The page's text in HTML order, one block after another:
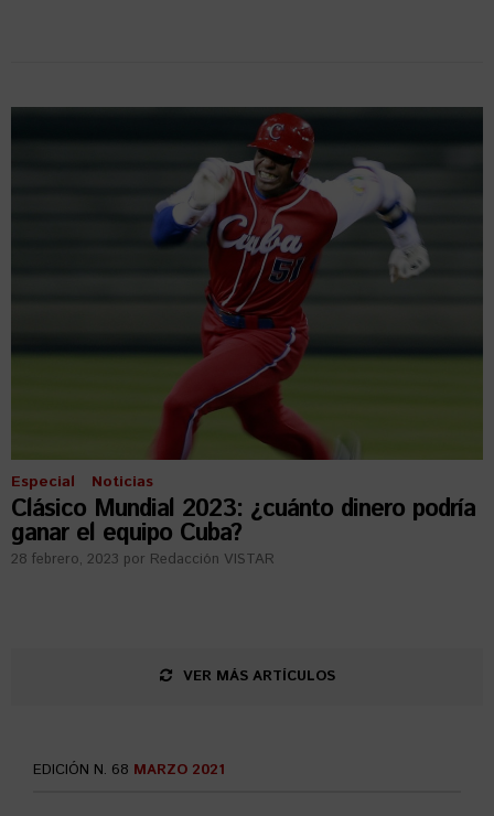
Especial Noticias
Clásico Mundial 2023: ¿cuánto dinero podría
ganar el equipo Cuba?
28 febrero, 2023 por Redacción VISTAR
VER MÁS ARTÍCULOS
EDICIÓN N. 68 MARZO 2021